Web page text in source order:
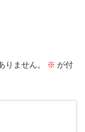
りません。 ※ が付